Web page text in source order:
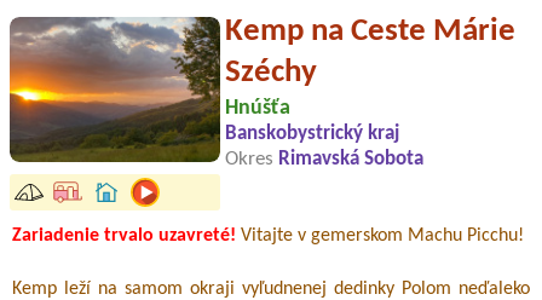
Kemp na Ceste Márie
Széchy
Hnúšťa
Banskobystrický kraj
Okres Rimavská Sobota
Zariadenie trvalo uzavreté! Vitajte v gemerskom Machu Picchu!
Kemp leží na samom okraji vyľudnenej dedinky Polom neďaleko